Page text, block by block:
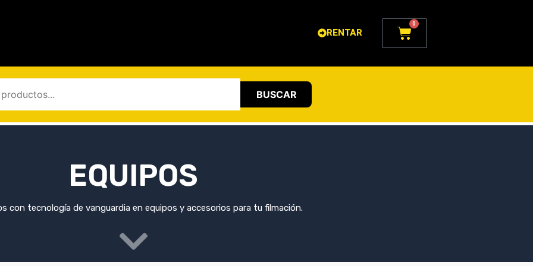
RENTAR
0
Carrito
BUSCAR
EQUIPOS
con tecnología de vanguardia en equipos y accesorios para tu filmación.